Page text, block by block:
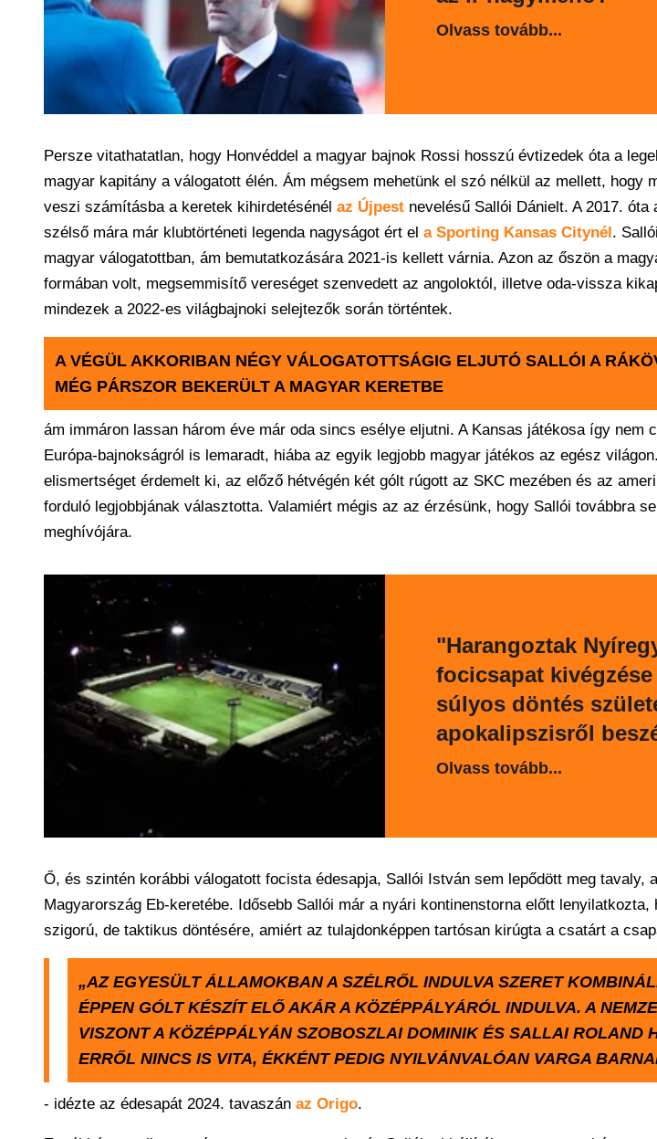
Olvass tovább...
Persze vitathatatlan, hogy Honvéddel a magyar bajnok Rossi hosszú évtizedek óta a
magyar kapitány a válogatott élén. Ám mégsem mehetünk el szó nélkül az mellett, hogy
veszi számításba a keretek kihirdetésénél az Újpest nevelésű Sallói Dánielt. A 2017.
szélső mára már klubtörténeti legenda nagyságot ért el a Sporting Kansas Citynél.
magyar válogatottban, ám bemutatkozására 2021-is kellett várnia. Azon az őszön a
formában volt, megsemmisítő vereséget szenvedett az angoloktól, illetve oda-vissza
mindezek a 2022-es világbajnoki selejtezők során történtek.
A VÉGÜL AKKORIBAN NÉGY VÁLOGATOTTSÁGIG ELJUTÓ SALLÓI A
MÉG PÁRSZOR BEKERÜLT A MAGYAR KERETBE
ám immáron lassan három éve már oda sincs esélye eljutni. A Kansas játékosa így nem
Európa-bajnokságról is lemaradt, hiába az egyik legjobb magyar játékos az egész
elismertséget érdemelt ki, az előző hétvégén két gólt rúgott az SKC mezében és az
forduló legjobbjának választotta. Valamiért mégis az az érzésünk, hogy Sallói továbbra
meghívójára.
"Harangoztak
focicsapat
súlyos döntés
apokalipszisről
elleni meccs után
Olvass tovább...
Ő, és szintén korábbi válogatott focista édesapja, Sallói István sem lepődött meg tavaly,
Magyarország Eb-keretébe. Idősebb Sallói már a nyári kontinenstorna előtt
szigorú, de taktikus döntésére, amiért az tulajdonképpen tartósan kirúgta a csatárt a
„AZ EGYESÜLT ÁLLAMOKBAN A SZÉLRŐL INDULVA SZERET
ÉPPEN GÓLT KÉSZÍT ELŐ AKÁR A KÖZÉPPÁLYÁRÓL INDULVA. A
VISZONT A KÖZÉPPÁLYÁN SZOBOSZLAI DOMINIK ÉS SALLAI ROLAND
ERRŐL NINCS IS VITA, ÉKKÉNT PEDIG NYILVÁNVALÓAN VARGA
- idézte az édesapát 2024. tavaszán az Origo.